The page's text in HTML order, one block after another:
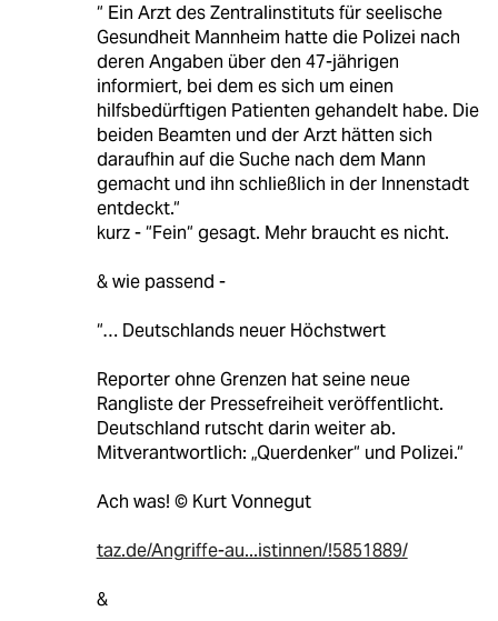
“ Ein Arzt des Zentralinstituts für seelische
Gesundheit Mannheim hatte die Polizei nach
deren Angaben über den 47-jährigen
informiert, bei dem es sich um einen
hilfsbedürftigen Patienten gehandelt habe. Die
beiden Beamten und der Arzt hätten sich
daraufhin auf die Suche nach dem Mann
gemacht und ihn schließlich in der Innenstadt
entdeckt.“
kurz - “Fein“ gesagt. Mehr braucht es nicht.
& wie passend -
“… Deutschlands neuer Höchstwert
Reporter ohne Grenzen hat seine neue
Rangliste der Pressefreiheit veröffentlicht.
Deutschland rutscht darin weiter ab.
Mitverantwortlich: „Querdenker“ und Polizei.“
Ach was! © Kurt Vonnegut
taz.de/Angriffe-au...istinnen/!5851889/
&